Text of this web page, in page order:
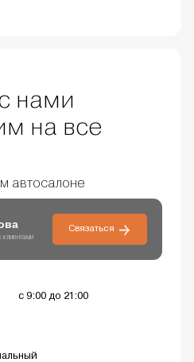
нами
на все
автосалоне
Связаться
с 9:00 до 21:00